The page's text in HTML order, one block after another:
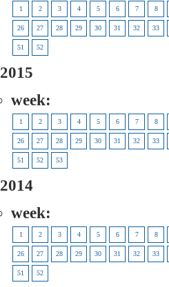
1 2 3 4 5 6 7 8
26 27 28 29 30 31 32 33
51 52
2015
week:
1 2 3 4 5 6 7 8
26 27 28 29 30 31 32 33
51 52 53
2014
week:
1 2 3 4 5 6 7 8
26 27 28 29 30 31 32 33
51 52